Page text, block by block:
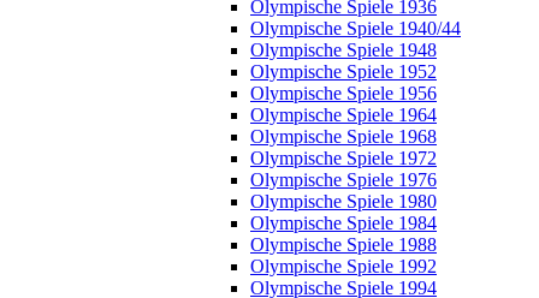
Olympische Spiele 1936
Olympische Spiele 1940/44
Olympische Spiele 1948
Olympische Spiele 1952
Olympische Spiele 1956
Olympische Spiele 1964
Olympische Spiele 1968
Olympische Spiele 1972
Olympische Spiele 1976
Olympische Spiele 1980
Olympische Spiele 1984
Olympische Spiele 1988
Olympische Spiele 1992
Olympische Spiele 1994